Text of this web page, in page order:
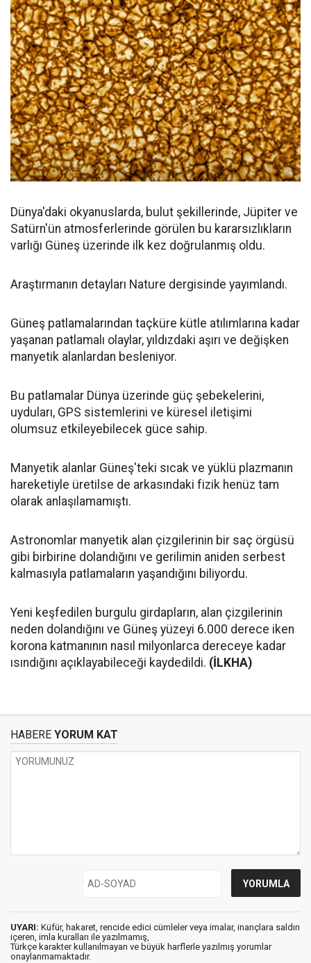
Dünya'daki okyanuslarda, bulut şekillerinde, Jüpiter ve
Satürn'ün atmosferlerinde görülen bu kararsızlıkların
varlığı Güneş üzerinde ilk kez doğrulanmış oldu.
Araştırmanın detayları Nature dergisinde yayımlandı.
Güneş patlamalarından taçküre kütle atılımlarına kadar
yaşanan patlamalı olaylar, yıldızdaki aşırı ve değişken
manyetik alanlardan besleniyor.
Bu patlamalar Dünya üzerinde güç şebekelerini,
uyduları, GPS sistemlerini ve küresel iletişimi
olumsuz etkileyebilecek güce sahip.
Manyetik alanlar Güneş'teki sıcak ve yüklü plazmanın
hareketiyle üretilse de arkasındaki fizik henüz tam
olarak anlaşılamamıştı.
Astronomlar manyetik alan çizgilerinin bir saç örgüsü
gibi birbirine dolandığını ve gerilimin aniden serbest
kalmasıyla patlamaların yaşandığını biliyordu.
Yeni keşfedilen burgulu girdapların, alan çizgilerinin
neden dolandığını ve Güneş yüzeyi 6.000 derece iken
korona katmanının nasıl milyonlarca dereceye kadar
ısındığını açıklayabileceği kaydedildi. (İLKHA)
HABERE YORUM KAT
UYARI: Küfür, hakaret, rencide edici cümleler veya imalar, inançlara saldırı
içeren, imla kuralları ile yazılmamış,
Türkçe karakter kullanılmayan ve büyük harflerle yazılmış yorumlar
onaylanmamaktadır.